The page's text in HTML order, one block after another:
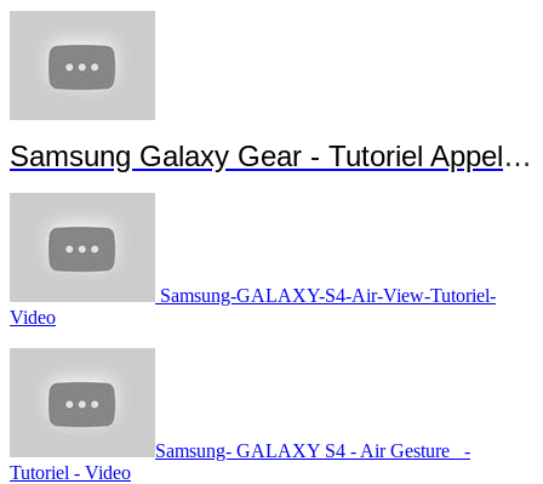
Samsung Galaxy Gear - Tutoriel Appels et Messages
Samsung-GALAXY-S4-Air-View-Tutoriel-
Video
Samsung- GALAXY S4 - Air Gesture -
Tutoriel - Video